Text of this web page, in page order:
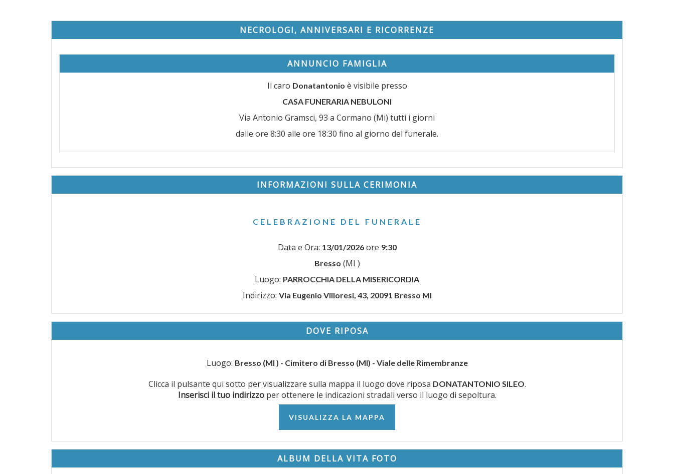
NECROLOGI, ANNIVERSARI E RICORRENZE
ANNUNCIO FAMIGLIA
Il caro Donatantonio è visibile presso
CASA FUNERARIA NEBULONI
Via Antonio Gramsci, 93 a Cormano (Mi) tutti i giorni
dalle ore 8:30 alle ore 18:30 fino al giorno del funerale.
INFORMAZIONI SULLA CERIMONIA
CELEBRAZIONE DEL FUNERALE
Data e Ora: 13/01/2026ore 9:30
Bresso (MI )
Luogo: PARROCCHIA DELLA MISERICORDIA
Indirizzo: Via Eugenio Villoresi, 43, 20091 Bresso MI
DOVE RIPOSA
Luogo: Bresso (MI ) - Cimitero di Bresso (MI) - Viale delle Rimembranze
Clicca il pulsante qui sotto per visualizzare sulla mappa il luogo dove riposa DONATANTONIO SILEO.
Inserisci il tuo indirizzoper ottenere le indicazioni stradali verso il luogo di sepoltura.
VISUALIZZA LA MAPPA
ALBUM DELLA VITA FOTO